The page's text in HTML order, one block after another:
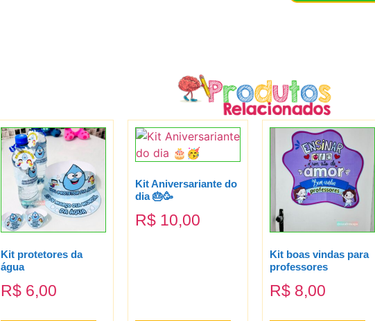
Kit protetores da
água
R$ 6,00
Kit Aniversariante do
dia 🎂🥳
R$ 10,00
Kit boas vindas para
professores
R$ 8,00